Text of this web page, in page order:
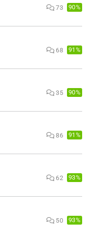
73 90%
68 91%
35 90%
86 91%
62 93%
50 93%